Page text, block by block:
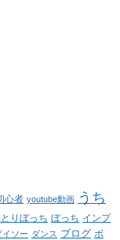
心者 youtube動画 うち
りぼっち ぼっち インプ
イソー ダンス ブログ ボ